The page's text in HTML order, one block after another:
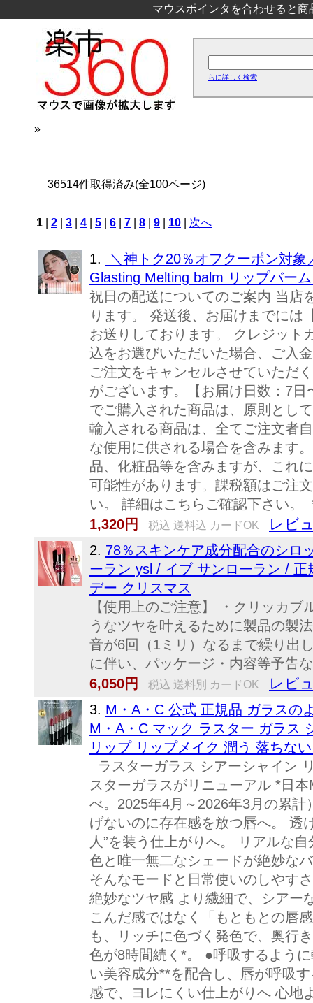
マウスポインタを合わせると
らに詳しく検索
»
36514件取得済み(全100ページ)
1 2 3 4 5 6 7 8 9 10 次へ
1.
＼神トク20％オフクーポン対
Glasting Melting balm リップバー
祝日の配送についてのご案内 当店
ります。 発送後、お届けまでには
お送りしております。 クレジット
込をお選びいただいた場合、ご入
ご注文をキャンセルさせていただ
がございます。【お届け日数：7
でご購入された商品は、原則とし
輸入される商品は、全てご注文者
な使用に供される場合を含みます
品、化粧品等を含みますが、これ
可能性があります。課税額はご注
い。 詳細はこちらご確認下さい。
1,320円
税込 送料込 カードOK レビ
2. 78％スキンケア成分配合のシロ
ーラン ysl / イブ サンローラン /
デー クリスマス
【使用上のご注意】 ・クリッカ
うなツヤを叶えるために製品の製
音が6回（1ミリ）なるまで繰り出
に伴い、パッケージ・内容等予告
6,050円
税込 送料別 カードOK レビ
3. M・A・C 公式 正規品 ガラスの
M・A・C マック ラスター ガラス
リップ リップメイク 潤う 落ちな
ラスターガラス シアーシャイン
スターガラスがリニューアル *日
べ。2025年4月～2026年3月の累
げないのに存在感を放つ唇へ。 透
人”を装う仕上がりへ。 リアルな
色と唯一無二なシェードが絶妙な
そんなモードと日常使いのしやす
絶妙なツヤ感 より繊細で、シアー
こんだ感ではなく「もともとの唇
も、リッチに色づく発色で、奥行
色が8時間続く*。 ●呼吸するよう
い美容成分**を配合し、唇が呼吸
感で、ヨレにくい仕上がりへ 心地